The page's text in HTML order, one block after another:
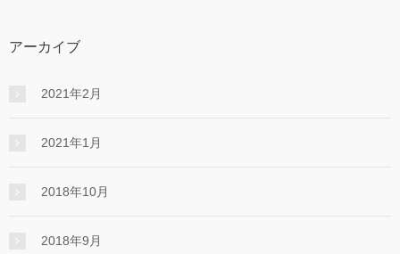
アーカイブ
2021年2月
2021年1月
2018年10月
2018年9月